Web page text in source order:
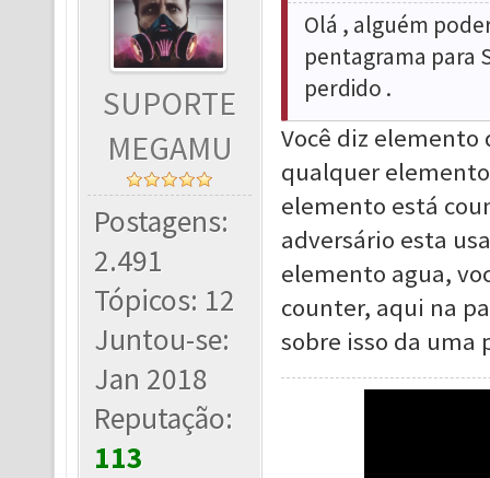
SUPORTE
MEGAMU
Postagens:
2.491
Tópicos: 12
Juntou-se:
Jan 2018
Reputação:
113
Olá , alguém
pentagrama para
perdido .
Você diz elemento
qualquer elemento
elemento está
adversário esta
elemento agua,
counter, aqui na
sobre isso da uma